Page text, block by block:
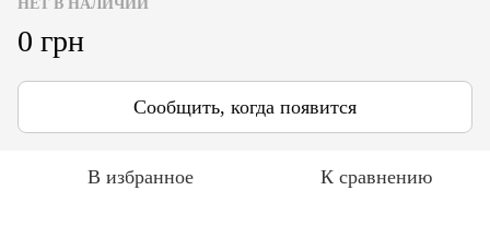
НЕТ В НАЛИЧИИ
0 грн
Сообщить, когда появится
В избранное К сравнению